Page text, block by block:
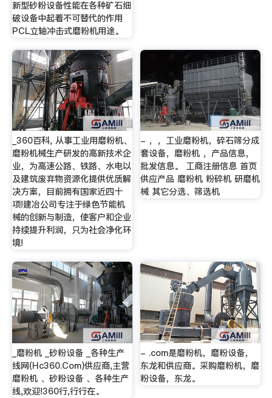
新型砂粉设备性能在各种矿石细
破设备中起着不可替代的作用
PCL立轴冲击式磨粉机用途。
_360百科, 从事工业用磨粉机、
磨粉机械生产研发的高新技术企
业，为高速公路、铁路、水电以
及建筑废弃物资源化提供优质解
决方案，目前拥有国家近四十
项!建冶公司专注于绿色节能机
械的创新与制造，使客户和企业
持续提升利润，只为社会净化环
境!
- ，，工业磨粉机，碎石筛分成
套设备，磨粉机 ，产品信息，
批发信息。 工商注册信息 首页
供应产品 磨粉机 粉碎机 研磨机
械 其它分选、筛选机
_磨粉机 _砂粉设备 _各种生产
线网(Hc360.Com)供应商,主营
磨粉机 、砂粉设备 、各种生产
线,欢迎!360行,行行在。
- .com是磨粉机，磨粉设备，
东龙和供应商。采购磨粉机，磨
粉设备，东龙。